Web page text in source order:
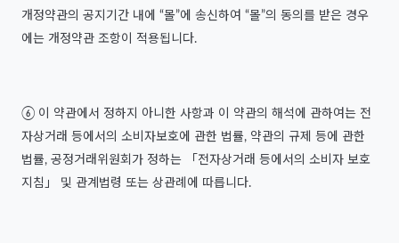
개정약관의 공지기간 내에 “몰”에 송신하여 “몰”의 동의를 받은 경우
에는 개정약관 조항이 적용됩니다.
⑥ 이 약관에서 정하지 아니한 사항과 이 약관의 해석에 관하여는 전
자상거래 등에서의 소비자보호에 관한 법률, 약관의 규제 등에 관한
법률, 공정거래위원회가 정하는 「전자상거래 등에서의 소비자 보호
지침」 및 관계법령 또는 상관례에 따릅니다.